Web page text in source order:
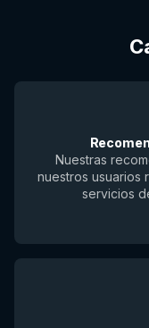
Nuestras
nuestros usuarios
servicios